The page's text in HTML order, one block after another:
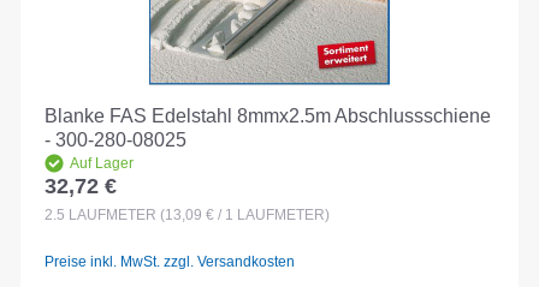
Blanke FAS Edelstahl 8mmx2.5m Abschlussschiene
- 300-280-08025
Auf Lager
Regulärer Preis:
32,72 €
2.5 LAUFMETER (13,09 € / 1 LAUFMETER)
Preise inkl. MwSt. zzgl. Versandkosten